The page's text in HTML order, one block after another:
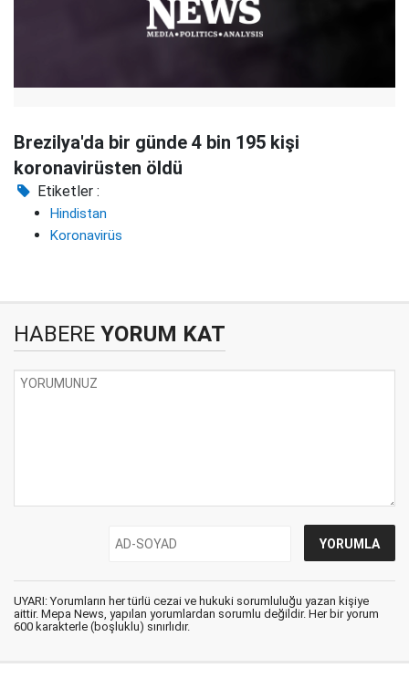
Brezilya'da bir günde 4 bin 195 kişi
koronavirüsten öldü
Etiketler :
Hindistan
Koronavirüs
HABERE YORUM KAT
UYARI: Yorumların her türlü cezai ve hukuki sorumluluğu yazan kişiye
aittir. Mepa News, yapılan yorumlardan sorumlu değildir. Her bir yorum
600 karakterle (boşluklu) sınırlıdır.